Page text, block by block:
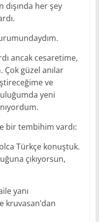
dışında her şey
ancak cesaretime,
güzel anılar
ve
yeni
bir tembihim vardı:
Türkçe konuştuk.
çıkıyorsun,
yanı
kruvasan’dan